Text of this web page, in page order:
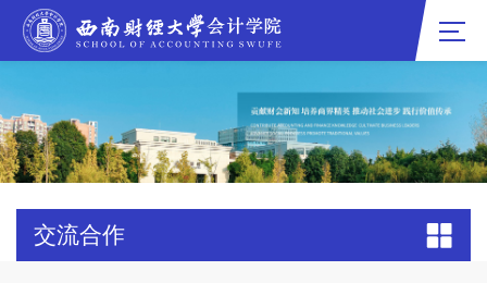
交流合作